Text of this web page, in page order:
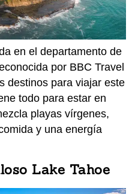
en el departamento de
por BBC Travel
destinos para viajar este
todo para estar en
playas vírgenes,
y una energía
Lake Tahoe